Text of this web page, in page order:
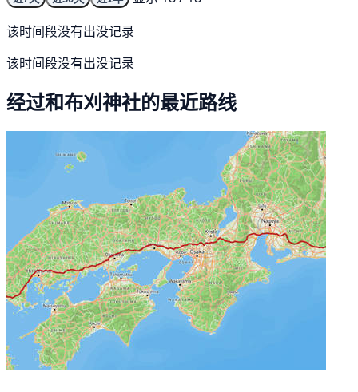
该时间段没有出没记录
该时间段没有出没记录
经过和布刈神社的最近路线